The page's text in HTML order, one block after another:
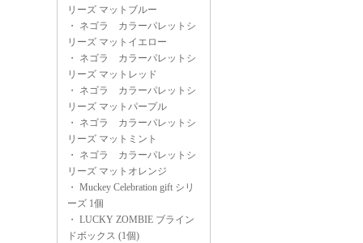
リーズ マットブルー
・ ネゴラ カラーパレットシ
リーズ マットイエロー
・ ネゴラ カラーパレットシ
リーズ マットレッド
・ ネゴラ カラーパレットシ
リーズ マットパープル
・ ネゴラ カラーパレットシ
リーズ マットミント
・ ネゴラ カラーパレットシ
リーズ マットオレンジ
・ Muckey Celebration gift シリ
ーズ 1個
・ LUCKY ZOMBIE ブライン
ドボックス (1個)